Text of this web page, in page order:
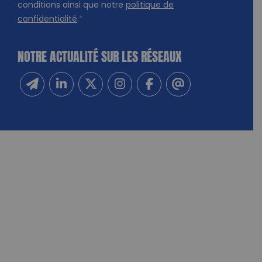
conditions ainsi que notre politique de
confidentialité.*
NOTRE ACTUALITÉ SUR LES RÉSEAUX